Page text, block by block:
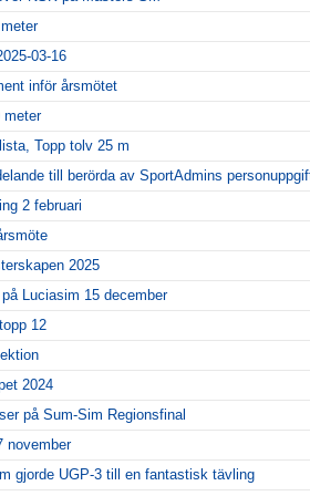
03-16
inför årsmötet
meter
Topp tolv 25 m
till berörda av SportAdmins
2 februari
2025
Luciasim 15 december
12
2024
på Sum-Sim Regionsfinal
november
gjorde UGP-3 till en fantastisk tävling